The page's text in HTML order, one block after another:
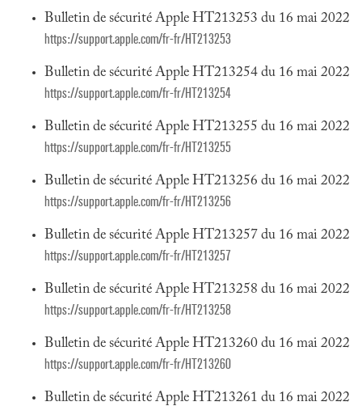
Bulletin de sécurité Apple HT213253 du 16 mai 2022
https://support.apple.com/fr-fr/HT213253
Bulletin de sécurité Apple HT213254 du 16 mai 2022
https://support.apple.com/fr-fr/HT213254
Bulletin de sécurité Apple HT213255 du 16 mai 2022
https://support.apple.com/fr-fr/HT213255
Bulletin de sécurité Apple HT213256 du 16 mai 2022
https://support.apple.com/fr-fr/HT213256
Bulletin de sécurité Apple HT213257 du 16 mai 2022
https://support.apple.com/fr-fr/HT213257
Bulletin de sécurité Apple HT213258 du 16 mai 2022
https://support.apple.com/fr-fr/HT213258
Bulletin de sécurité Apple HT213260 du 16 mai 2022
https://support.apple.com/fr-fr/HT213260
Bulletin de sécurité Apple HT213261 du 16 mai 2022